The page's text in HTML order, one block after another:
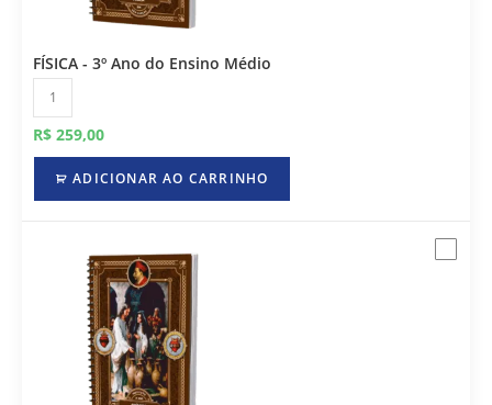
FÍSICA - 3º Ano do Ensino Médio
R$ 259,00
ADICIONAR AO CARRINHO